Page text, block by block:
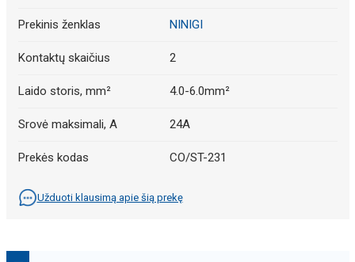
Prekinis ženklas NINIGI
Kontaktų skaičius 2
Laido storis, mm² 4.0-6.0mm²
Srovė maksimali, A 24A
Prekės kodas CO/ST-231
Užduoti klausimą apie šią prekę